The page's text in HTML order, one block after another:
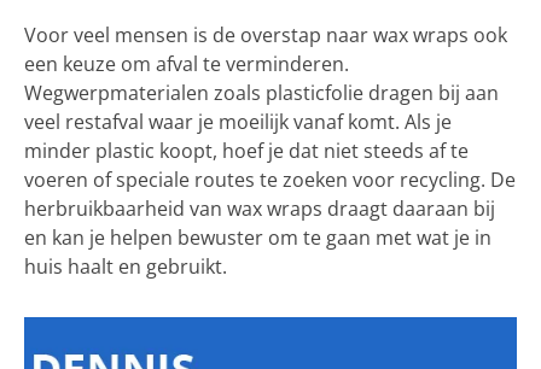
Voor veel mensen is de overstap naar wax wraps ook
een keuze om afval te verminderen.
Wegwerpmaterialen zoals plasticfolie dragen bij aan
veel restafval waar je moeilijk vanaf komt. Als je
minder plastic koopt, hoef je dat niet steeds af te
voeren of speciale routes te zoeken voor recycling. De
herbruikbaarheid van wax wraps draagt daaraan bij
en kan je helpen bewuster om te gaan met wat je in
huis haalt en gebruikt.